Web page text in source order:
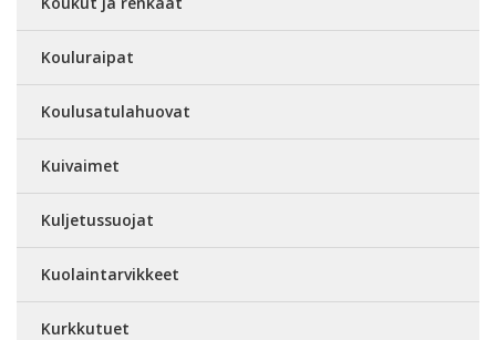
Kouluraipat
Koulusatulahuovat
Kuivaimet
Kuljetussuojat
Kuolaintarvikkeet
Kurkkutuet